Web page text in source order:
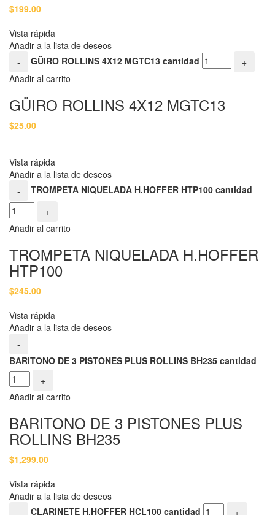
$199.00
Vista rápida
Añadir a la lista de deseos
-
GÜIRO ROLLINS 4X12 MGTC13 cantidad
+
Añadir al carrito
GÜIRO ROLLINS 4X12 MGTC13
$25.00
Vista rápida
Añadir a la lista de deseos
-
TROMPETA NIQUELADA H.HOFFER HTP100 cantidad
+
Añadir al carrito
TROMPETA NIQUELADA H.HOFFER
HTP100
$245.00
Vista rápida
Añadir a la lista de deseos
-
BARITONO DE 3 PISTONES PLUS ROLLINS BH235 cantidad
+
Añadir al carrito
BARITONO DE 3 PISTONES PLUS
ROLLINS BH235
$1,299.00
Vista rápida
Añadir a la lista de deseos
CLARINETE H.HOFFER HCL100 cantidad